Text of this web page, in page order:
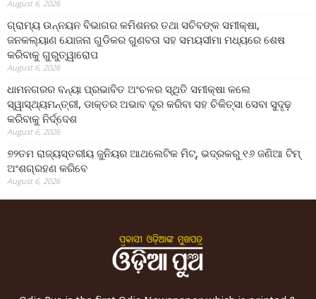
August 6, 2026
ଗ୍ରାମ୍ୟ ଉନ୍ନୟନ ବିଭାଗର କମିଶନର ତଥା ସଚିବଙ୍କ ସମୀକ୍ଷା,
ଜନକଲ୍ୟାଣ ଯୋଜନା ଗୁଡିକର ଗୁଣବତା ସହ ସମୟସୀମା ମଧ୍ୟରେ ଶେଷ
କରିବାକୁ ଗୁରୁତ୍ୱାରୋପ
August 6, 2026
ଧାମନଗରର ବନ୍ୟା ପ୍ରଭାବିତ ଅଂଚଳର ସ୍ଥିତି ସମୀକ୍ଷା କଲେ
ସ୍ୱାସ୍ଥ୍ୟମନ୍ତ୍ରୀ, ଡାକ୍ତର ଅଭାବ ଦୂର କରିବା ସହ ଚିକିତ୍ସା ସେବା ସୁଦୃଢ଼
କରିବାକୁ ନିର୍ଦ୍ଦେଶ
August 6, 2026
୭୨ତମ ରାଜ୍ୟସ୍ତରୀୟ ଜୁନିୟର ଆଥଲେଟିକ ମିଟ୍‌, ଭଦ୍ରକରୁ ୧୬ ଜଣିଆ ଟିମ୍
ଅଂଶଗ୍ରହଣ କରିବେ
August 6, 2026